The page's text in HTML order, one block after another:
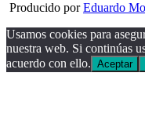
Producido porEduardo
Usamos cookies para
nuestra web. Si continúas
acuerdo con ello. Aceptar